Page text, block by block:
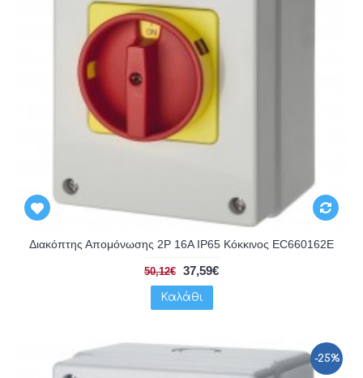
Διακόπτης Απομόνωσης 2P 16A IP65 Κόκκινος EC660162E
50,12€ 37,59€
Καλάθι
-25%